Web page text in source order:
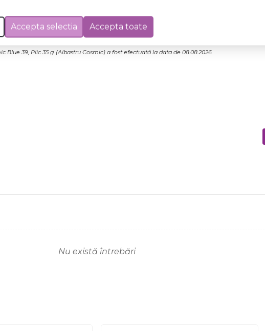
pentru care informațiile prezentate pot fi diferite față de cele ale produsului
În cazul apariției unor diferențe, prevalează informația de pe etichetele
39, Plic 35 g (Albastru Cosmic) a fost efectuată la data de 08.08.2026
Nu există întrebări
Accepta selectia Accepta toate